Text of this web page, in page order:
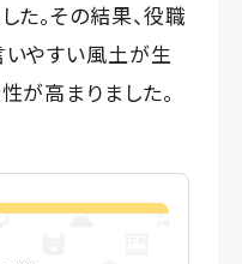
た。その結果、役職
やすい風土が生
が高まりました。